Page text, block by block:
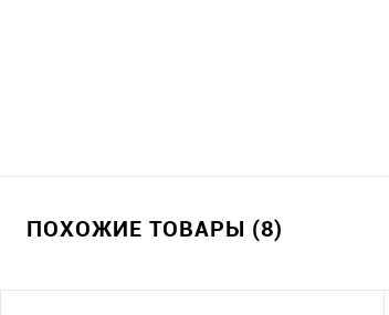
ПОХОЖИЕ ТОВАРЫ (8)